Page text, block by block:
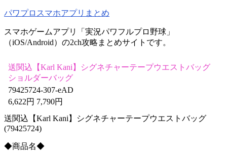
パワプロスマホアプリまとめ
スマホゲームアプリ「実況パワフルプロ野球」
（iOS/Android）の2ch攻略まとめサイトです。
送関込【Karl Kani】シグネチャーテープウエストバッグ
ショルダーバッグ
79425724-307-eAD
6,622円 7,790円
送関込【Karl Kani】シグネチャーテープウエストバッグ
(79425724)
◆商品名◆